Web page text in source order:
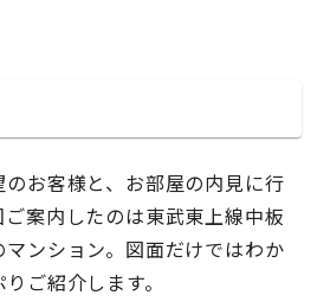
お客様と、お部屋の内見に行
案内したのは東武東上線中板
ンション。図面だけではわか
ご紹介します。